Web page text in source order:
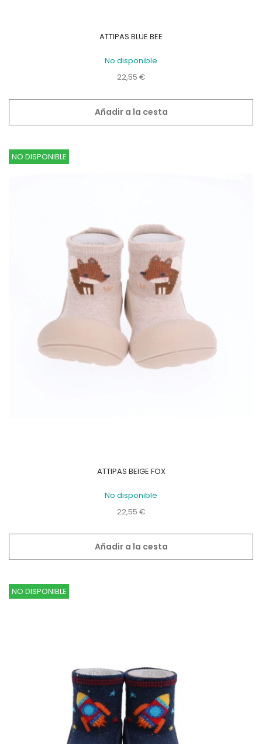
ATTIPAS BLUE BEE
No disponible
Precio
22,55 €
Añadir a la cesta
NO DISPONIBLE
ATTIPAS BEIGE FOX
No disponible
Precio
22,55 €
Añadir a la cesta
NO DISPONIBLE